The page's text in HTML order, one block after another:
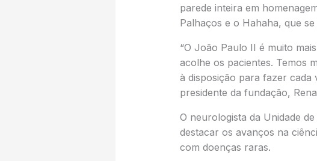
parede inteira em
Palhaços e o Hahaha, que
“O João Paulo II é muito
acolhe os pacientes. Temos
à disposição para fazer cada
presidente da fundação,
O neurologista da Unidade
destacar os avanços na
com doenças raras.